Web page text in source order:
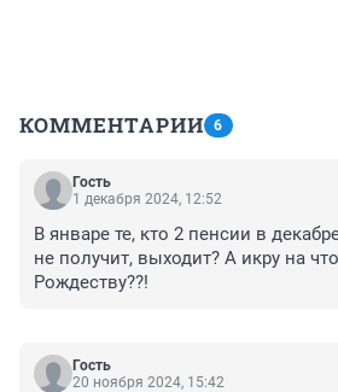
КОММЕНТАРИИ 6
Гость
1 декабря 2024, 12:52
В январе те, кто 2 пенсии в
не получит, выходит? А икру на
Рождеству??!
Гость
20 ноября 2024, 15:42